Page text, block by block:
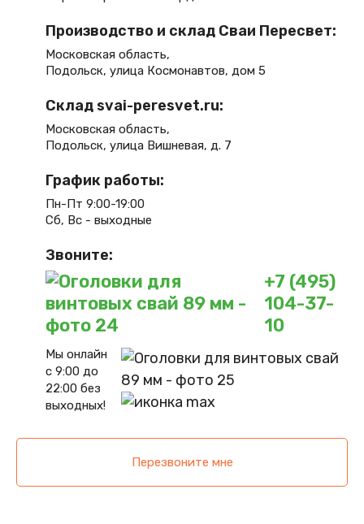
Производство и склад Сваи Пересвет:
Московская область,
Подольск, улица Космонавтов, дом 5
Склад svai-peresvet.ru:
Московская область,
Подольск, улица Вишневая, д. 7
График работы:
Пн-Пт 9:00-19:00
Сб, Вс - выходные
Звоните:
+7 (495)
104-37-
10
Перезвоните мне
Мы онлайн
с 9:00 до
22:00 без
выходных!